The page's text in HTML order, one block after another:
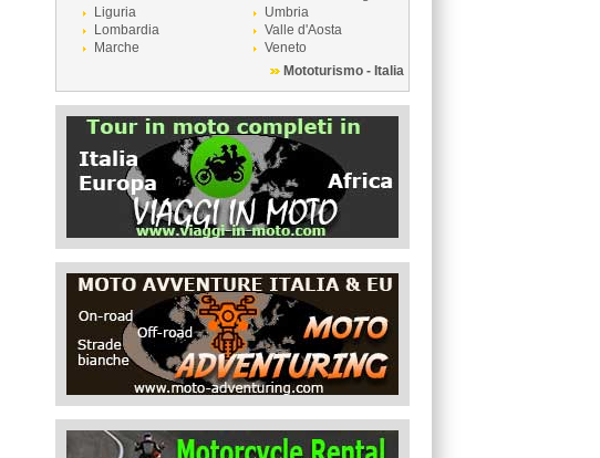
Liguria
Lombardia
Marche
Umbria
Valle d'Aosta
Veneto
Mototurismo - Italia